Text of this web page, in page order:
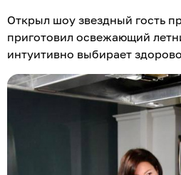
Открыл шоу звездный гость
приготовил освежающий
интуитивно выбирает